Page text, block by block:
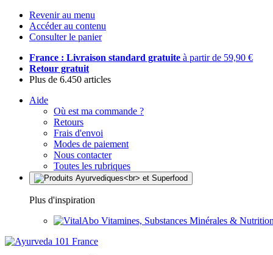
Revenir au menu
Accéder au contenu
Consulter le panier
France : Livraison standard gratuite à partir de 59,90 €
Retour gratuit
Plus de 6.450 articles
Aide
Où est ma commande ?
Retours
Frais d'envoi
Modes de paiement
Nous contacter
Toutes les rubriques
Plus d'inspiration
Vitamines, Substances Minérales &